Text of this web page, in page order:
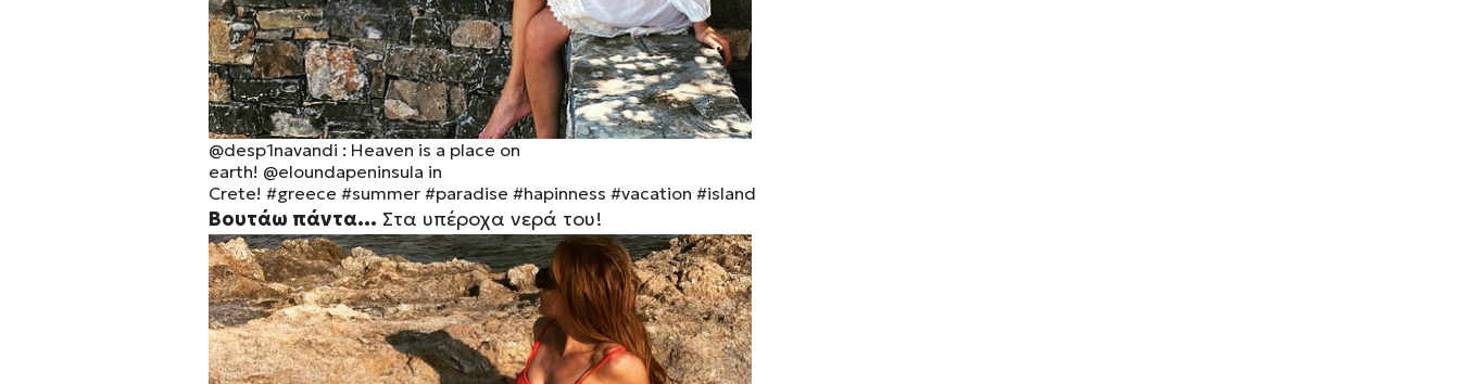
@desp1navandi : Heaven is a place on
earth! @eloundapeninsula in
Crete! #greece #summer #paradise #hapinness #vacation #island
Βουτάω πάντα… Στα υπέροχα νερά του!